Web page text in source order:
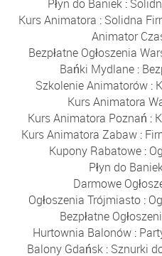
Płyn do Baniek:
Kurs Animatora : Solidna
Animator
Bezpłatne Ogłoszenia
Bańki Mydlane:
Szkolenie Animatorów:
Kurs Animatora
Kurs Animatora Poznań :
Kurs Animatora Zabaw :
Kupony Rabatowe :
Płyn do
Darmowe
Ogłoszenia Trójmiasto :
Bezpłatne
Hurtownia Balonów :
Balony Gdańsk : Sznurki